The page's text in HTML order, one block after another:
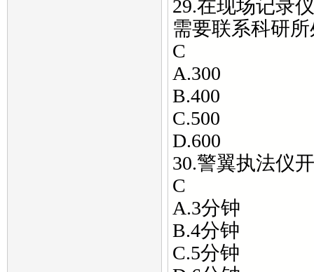
29.在现场记录
需要联系科研
C
A.300
B.400
C.500
D.600
30.警翼执法仪
C
A.3分钟
B.4分钟
C.5分钟